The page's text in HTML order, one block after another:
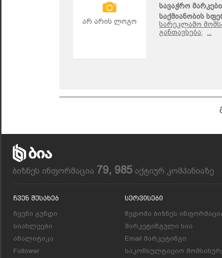
არ არის ლოგო
სავაჭრო
საქმიანობის
სარეკლამო
განთავსება;
ბიზნეს ინფორმაცია 79, 985 აქტიურ კომპანიაზე
Ჩვენ Შესახებ
ჩვენი გუნდი
სიახლეები
ანალიტიკა
Follower
Სერვისები
წვდომა ბიზნეს
მარკეტინგული სია
Email მარკეტინგი
საკონსულტაციო